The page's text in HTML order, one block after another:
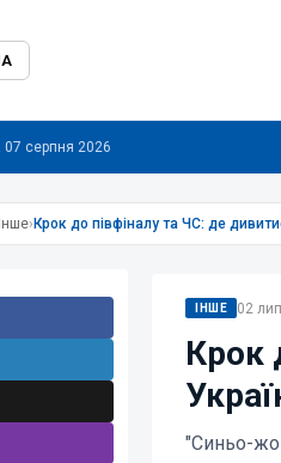
07 серпня 2026
Інше› Крок до півфіналу та ЧС: де
ІНШЕ 02
Крок
"Синьо-